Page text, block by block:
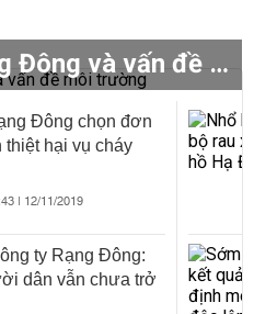
Cháy Công ty Rạng Đông và vấn đề môi trường
Đông chọn đơn
thiệt hại vụ cháy
| 12/11/2019
ty Rạng Đông:
dân vẫn chưa trở